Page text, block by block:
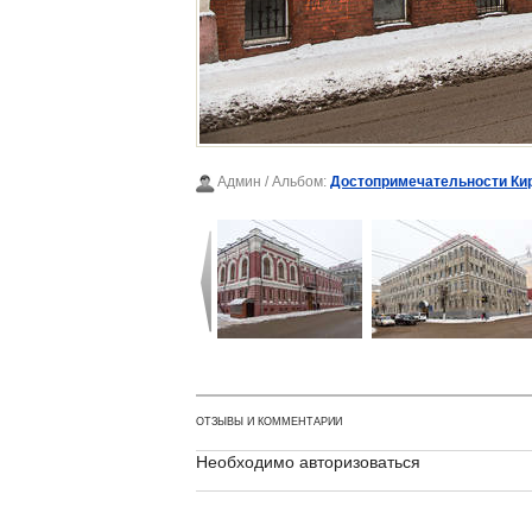
Админ / Альбом: Достопримечательности
ОТЗЫВЫ И КОММЕНТАРИИ
Необходимо авторизоваться